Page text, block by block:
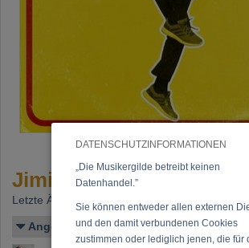
DATENSCHUTZINFORMATIONEN
„Die Musikergilde betreibt keinen
Datenhandel.”
Sie können entweder allen externen
und den damit verbundenen Cookies
zustimmen oder lediglich jenen, die für
Jimi D. - "Step it up"
Letzte Änderung: 21.12.2022
Angelegt von